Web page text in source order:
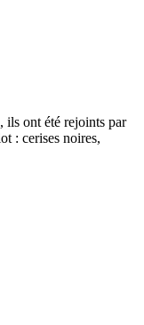
ils ont été rejoints par
: cerises noires,